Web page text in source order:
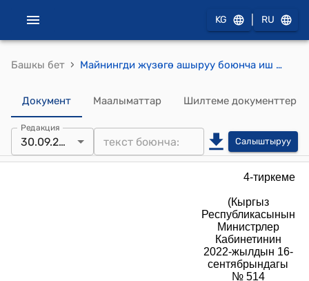
KG RU
Башкы бет › Майнингди жүзөгө ашыруу боюнча иш үчүн сертификаттарды каттоо жана берүү тартиби (Кыргыз Республикасынын Министрлер Кабинетинин 2022-жылдын 16-сентябрындагы № 514 токтомуна ылайык)
Документ Маалыматтар Шилтеме документтер
Редакция
30.09.2025 Салыштыруу